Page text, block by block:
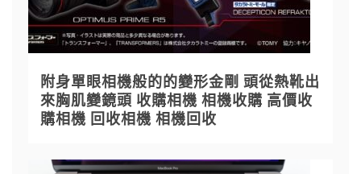
附身單眼相機般的的變形金剛 頭從熱靴出
來胸肌變鏡頭 收購相機 相機收購 高價收
購相機 回收相機 相機回收